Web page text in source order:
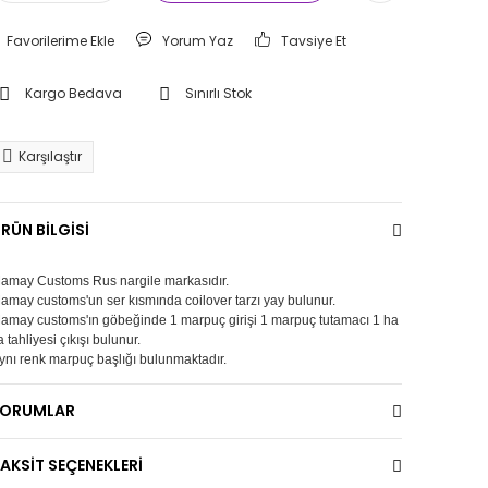
Yorum Yaz Tavsiye Et
Kargo Bedava Sınırlı Stok
Karşılaştır
BİLGİSİ
Customs Rus nargile markasıdır.
customs'un ser kısmında coilover tarzı yay bulunur.
customs'ın göbeğinde 1 marpuç girişi 1 marpuç tutamacı 1 ha
tahliyesi çıkışı bulunur.
renk marpuç başlığı bulunmaktadır.
SEÇENEKLERİ